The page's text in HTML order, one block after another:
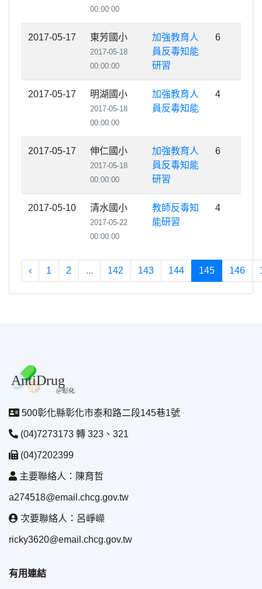
00:00:00
2017-05-17 東芳國小
2017-05-18
00:00:00
加強教育人
員反毒知能
研習
6
2017-05-17 明湖國小
2017-05-18
00:00:00
加強教育人
員反毒知能
4
2017-05-17 伸仁國小
2017-05-18
00:00:00
加強教育人
員反毒知能
研習
6
2017-05-10 清水國小
2017-05-22
00:00:00
教師反毒知
能研習
4
‹ 1 2 ... 142 143 144 145 146
500彰化縣彰化市泰和路二段145巷1號
(04)7273173 轉 323、321
(04)7202399
主要聯絡人：陳育哲
a274518@email.chcg.gov.tw
次要聯絡人：呂崢嶸
ricky3620@email.chcg.gov.tw
有用連結